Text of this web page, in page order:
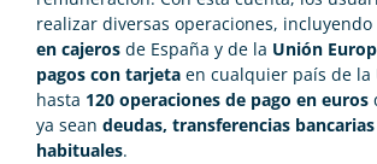
realizar diversas operaciones, incluyendo
en cajeros de España y de la Unión
pagos con tarjeta en cualquier país de la
hasta 120 operaciones de pago en euros
ya sean deudas, transferencias
habituales.